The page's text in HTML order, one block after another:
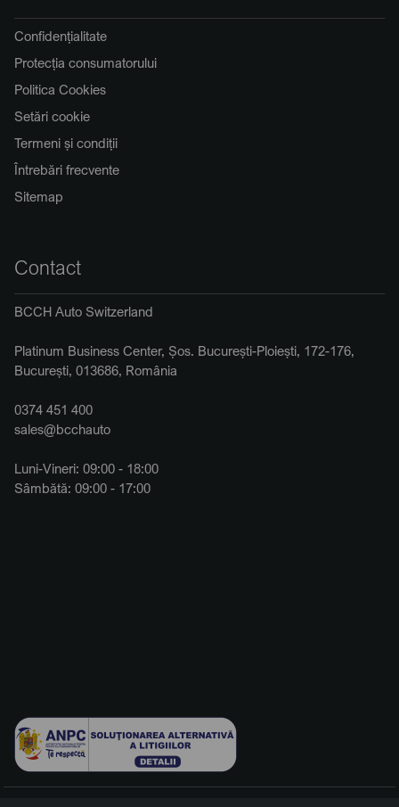
Confidențialitate
Protecția consumatorului
Politica Cookies
Setări cookie
Termeni și condiții
Întrebări frecvente
Sitemap
Contact
BCCH Auto Switzerland
Platinum Business Center, Șos. București-Ploiești, 172-176,
București, 013686, România
0374 451 400
sales@bcchauto
Luni-Vineri: 09:00 - 18:00
Sâmbătă: 09:00 - 17:00